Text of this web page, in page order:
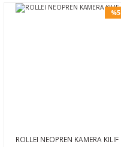
%5
ROLLEI NEOPREN KAMERA KILIF